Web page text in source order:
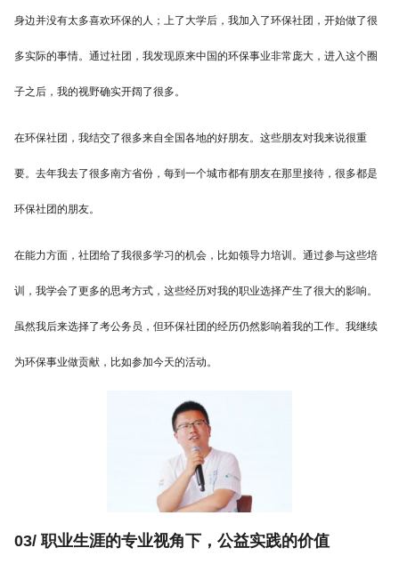
身边并没有太多喜欢环保的人；上了大学后，我加入了环保社团，开始做了很
多实际的事情。通过社团，我发现原来中国的环保事业非常庞大，进入这个圈
子之后，我的视野确实开阔了很多。
在环保社团，我结交了很多来自全国各地的好朋友。这些朋友对我来说很重
要。去年我去了很多南方省份，每到一个城市都有朋友在那里接待，很多都是
环保社团的朋友。
在能力方面，社团给了我很多学习的机会，比如领导力培训。通过参与这些培
训，我学会了更多的思考方式，这些经历对我的职业选择产生了很大的影响。
虽然我后来选择了考公务员，但环保社团的经历仍然影响着我的工作。我继续
为环保事业做贡献，比如参加今天的活动。
03/ 职业生涯的专业视角下，公益实践的价值